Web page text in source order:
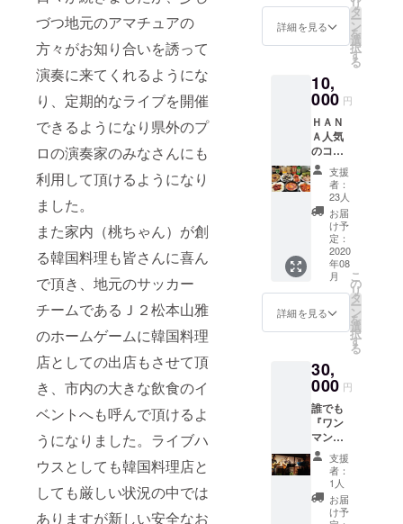
づつ地元のアマチュアの
方々がお知り合いを誘って
演奏に来てくれるようにな
り、定期的なライブを開催
できるようになり県外のプ
ロの演奏家のみなさんにも
利用して頂けるようになり
ました。
また家内（桃ちゃん）が創
る韓国料理も皆さんに喜ん
で頂き、地元のサッカー
チームであるＪ２松本山雅
のホームゲームに韓国料理
店としての出店もさせて頂
き、市内の大きな飲食のイ
ベントへも呼んで頂けるよ
うになりました。ライブハ
ウスとしても韓国料理店と
しても厳しい状況の中では
ありますが新しい安全なお
『上乗
せ支
きま
す。ご
す場合
は、リ
ターン
の額に
上乗せ
して、
ご支援
頂けま
すと大
変あり
がたい
です。
組。 ご
希望に
んで頂
いた方
の氏名
（ハン
ドル
ネーム
も可）
をジャ
ケット
に掲載
いたし
ます。
掲載ご
希望の
方は備
考に掲
載名を
す。
【楽曲
提供予
定者
順不
同】 佐
藤ケイ
スケ
ＦＵＫ
Ｕ
トー
いただ
ける、
パー
カーと
ナルス
テッ
カー１
枚の
セット
です。
サイズ
は、Ｗ
Ｍ／Ｓ
／Ｍ／
Ｌ／Ｘ
Ｌ／２
ＸＬ
からお
選び頂
きます
ようお
をして
いただ
く際に
『上乗
せ支
援』を
するこ
とがで
きま
す。ご
都合許
詳細を見る
リ
タ
ー
ン
を
選
択
す
る
10,
000 円
ＨＡＮ
Ａ人気
のコー
ス料理4
人分
（分割
可能）
＋オリ
ジナル
ステッ
カー２
色各１
枚の
セット
です。
コース
人気の
８品目
です
が、品
目の変
更も可
能で
す。 チ
ケット
が届い
てから
支援
者：
23人
お届
け予
定：
2020
年08
月
詳細を見る
こ
の
リ
タ
ー
ン
を
選
択
す
る
30,
000 円
誰でも
『ワン
マンラ
イブ
券』ラ
イブ経
験の全
くない
支援
者：
1人
お届
け予